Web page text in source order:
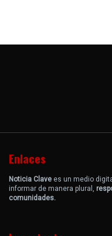
Enlaces
Noticia Clave es un medio
informar de manera plural,
comunidades.